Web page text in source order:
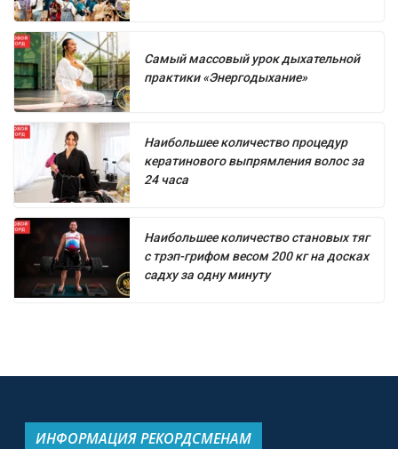
Самый массовый урок дыхательной
практики «Энергодыхание»
Наибольшее количество процедур
кератинового выпрямления волос за
24 часа
Наибольшее количество становых тяг
с трэп-грифом весом 200 кг на досках
садху за одну минуту
ИНФОРМАЦИЯ РЕКОРДСМЕНАМ